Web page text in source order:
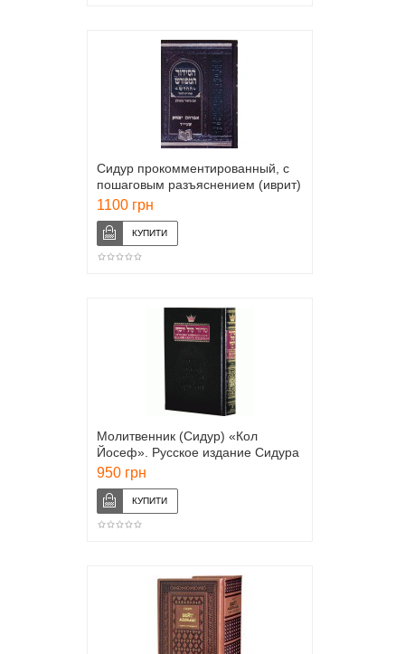
Сидур прокомментированный, с
пошаговым разъяснением (иврит)
1100 грн
Молитвенник (Сидур) «Кол
Йосеф». Русское издание Сидура
Артскролл. Большой формат
950 грн